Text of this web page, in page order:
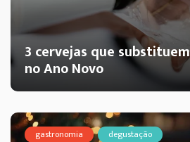
3 cervejas que
no Ano Novo
gastronomia degustação